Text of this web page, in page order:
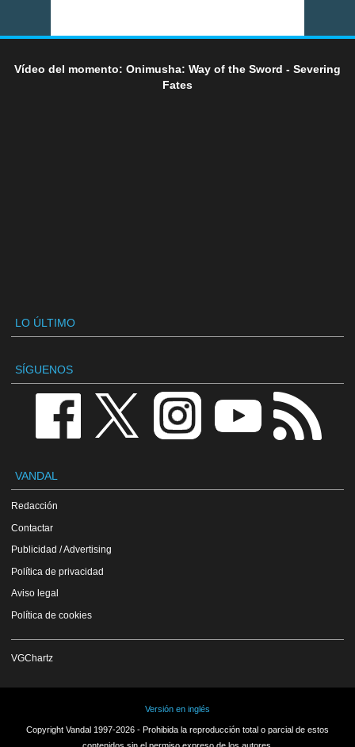
Vídeo del momento: Onimusha: Way of the Sword - Severing
Fates
LO ÚLTIMO
SÍGUENOS
VANDAL
Redacción
Contactar
Publicidad / Advertising
Política de privacidad
Aviso legal
Política de cookies
VGChartz
Versión en inglés
Copyright Vandal 1997-2026 - Prohibida la reproducción total o parcial de estos
contenidos sin el permiso expreso de los autores.